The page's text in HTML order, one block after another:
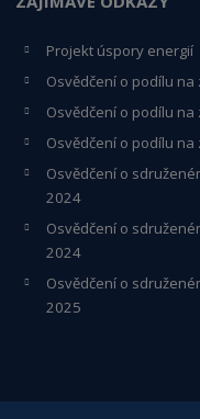
Projekt úspory energií
Osvědčení o podílu
Osvědčení o podílu
Osvědčení o podílu
Osvědčení o s
2024
Osvědčení o
2024
Osvědčení o
2025